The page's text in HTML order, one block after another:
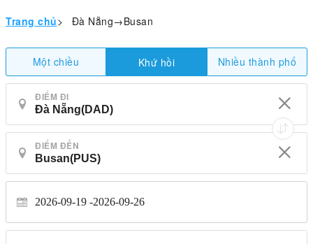
Trang chủ> Đà Nẵng→Busan
Một chiều Khứ hồi Nhiều thành phố
ĐIỂM ĐI
ĐIỂM ĐẾN
2026-09-19 2026-09-26